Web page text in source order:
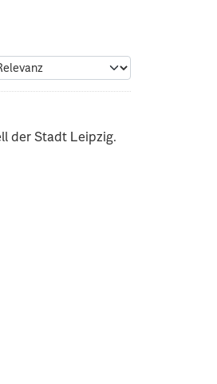
der Stadt Leipzig.